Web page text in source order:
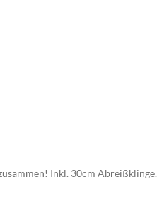
Inkl. 30cm Abreißklinge.